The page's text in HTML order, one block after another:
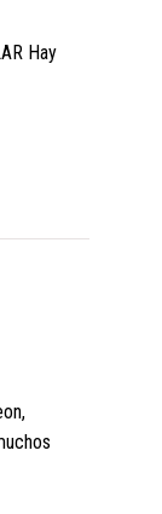
Hay